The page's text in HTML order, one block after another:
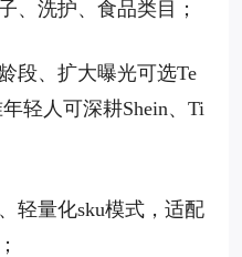
、洗护、食品类目；
段、扩大曝光可选Te
轻人可深耕Shein、Ti
轻量化sku模式，适配